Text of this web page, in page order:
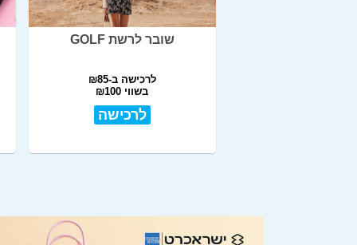
שובר לרשת GOLF
לרכישה ב-₪85
בשווי ₪100
לרכישה